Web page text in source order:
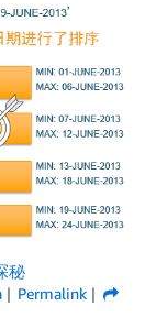
秘
Permalink